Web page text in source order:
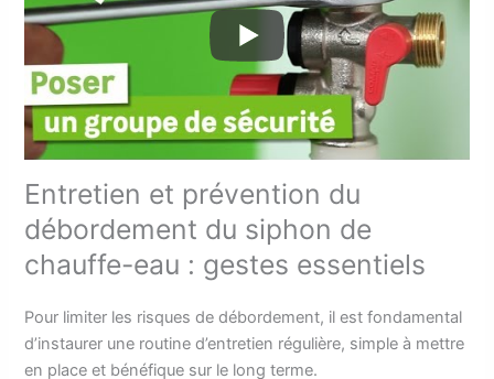
Entretien et prévention du
débordement du siphon de
chauffe-eau : gestes essentiels
Pour limiter les risques de débordement, il est fondamental
d’instaurer une routine d’entretien régulière, simple à mettre
en place et bénéfique sur le long terme.